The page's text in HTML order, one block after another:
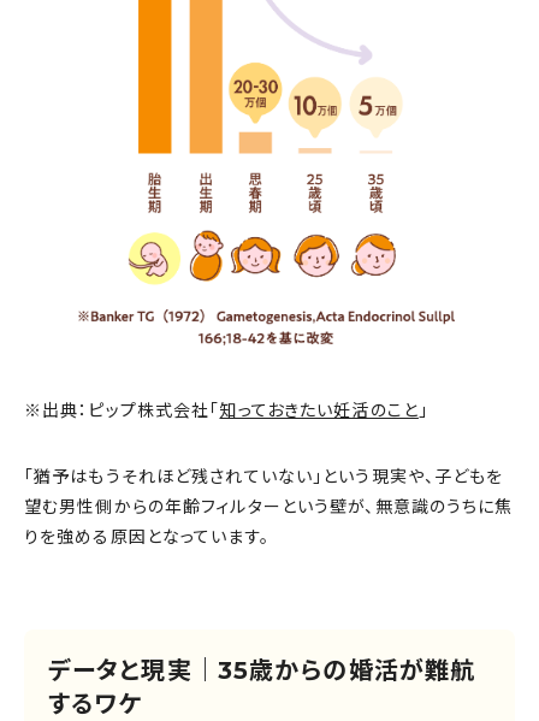
※出典：ピップ株式会社「知っておきたい妊活のこと 」
「猶予はもうそれほど残されていない」という現実や、子どもを
望む男性側からの年齢フィルターという壁が、無意識のうちに焦
りを強める原因となっています。
データと現実｜35歳からの婚活が難航
するワケ